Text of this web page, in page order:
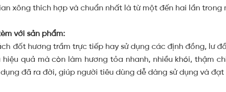
xông thích hợp và chuẩn nhất là từ một đến hai lần trong
với sản phẩm:
đốt hương trầm trực tiếp hay sử dụng các định đồng, lư
quả mà còn làm hương tỏa nhanh, nhiều khói, thậm
đã ra đời, giúp người tiêu dùng dễ dàng sử dụng và